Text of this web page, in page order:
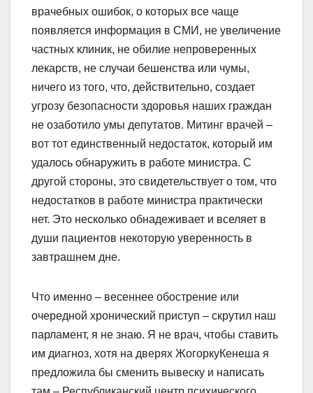
врачебных ошибок, о которых все чаще
появляется информация в СМИ, не увеличение
частных клиник, не обилие непроверенных
лекарств, не случаи бешенства или чумы,
ничего из того, что, действительно, создает
угрозу безопасности здоровья наших граждан
не озаботило умы депутатов. Митинг врачей –
вот тот единственный недостаток, который им
удалось обнаружить в работе министра. С
другой стороны, это свидетельствует о том, что
недостатков в работе министра практически
нет. Это несколько обнадеживает и вселяет в
души пациентов некоторую уверенность в
завтрашнем дне.
Что именно – весеннее обострение или
очередной хронический приступ – скрутил наш
парламент, я не знаю. Я не врач, чтобы ставить
им диагноз, хотя на дверях ЖогоркуКенеша я
предложила бы сменить вывеску и написать